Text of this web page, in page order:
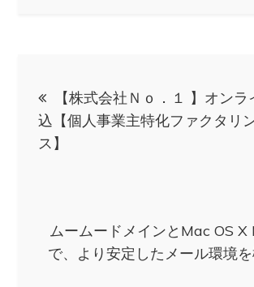
稿
ナ
ゲ
【株式会社Ｎｏ．１ 】オン
込【個人事業主特化ファクタリ
ス】
ムームードメインとMac OS
で、より安定したメール環境